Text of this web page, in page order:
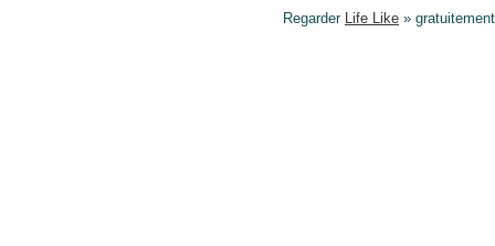
Regarder Life Like » gratuitement